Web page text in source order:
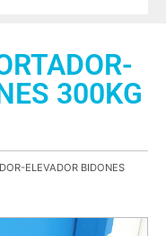
300KG
ELEVADOR BIDONES